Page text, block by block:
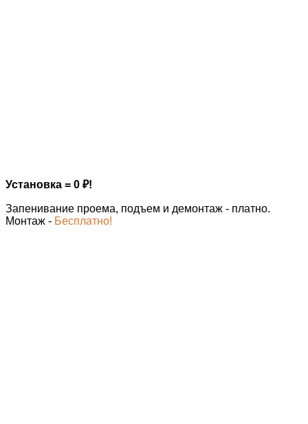
Установка = 0 ₽!
Запенивание проема, подъем и демонтаж - платно.
Монтаж - Бесплатно!